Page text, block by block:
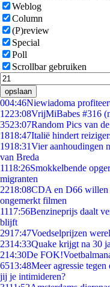
Weblog
Column
(P)review
Special
Poll
Scrollbar gebruiken
opslaan
004:46Niewiadoma
1223:08VrijMiBabes #316
3523:07Random Pics van
1818:47Italië hindert
1918:31Vier aanhoudingen
van Breda
1118:26Smokkelbende
migranten
2218:08CDA en D66 willen
ongemerkt filmen
1117:56Benzineprijs daalt
blijft
2917:47Voedselprijzen
2314:33Quake krijgt na 30
214:30De
6513:48Meer agressie
jij je intimideren?